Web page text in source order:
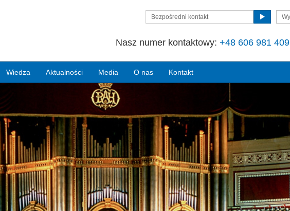
Bezpośredni kontakt
Nasz numer kontaktowy: +48 606 981 409
Wiedza Aktualności Media O nas Kontakt